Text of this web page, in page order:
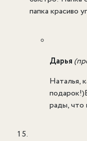
папка красиво
Дарья
Наталья,
рады, что